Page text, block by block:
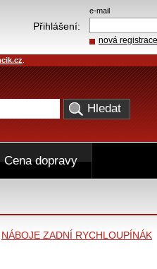
NÁBOJE ZADNÍ RYCHLOUPÍNÁK
e-mail
Přihlášení:
nová registrace
Cena dopravy